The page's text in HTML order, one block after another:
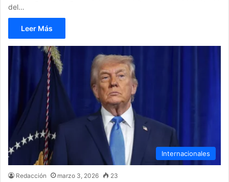
del…
Leer Más
Internacionales
Redacción marzo 3, 2026 23